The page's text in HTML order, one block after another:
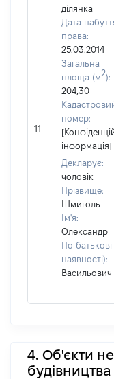
11
ділянка
Дата
права:
25.03.2014
Загальна
площа (м2):
204,30
номер:
інформація]
Декларує:
чоловік
Прізвище:
Шмиголь
Ім'я:
Олександр
По батькові
наявності):
Васильович
4. Об'єкти
будівництва